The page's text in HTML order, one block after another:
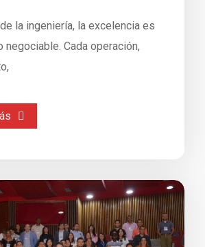
la ingeniería, la excelencia es
negociable. Cada operación,